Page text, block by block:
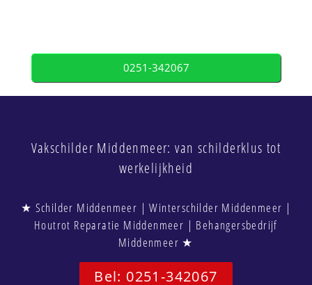
0251-342067
Vakschilder Middenmeer: van schilderklus tot
werkelijkheid
★ Schilder Middenmeer | Winterschilder Middenmeer |
Houtrot Reparatie Middenmeer | Behangersbedrijf
Middenmeer ★
Bel: 0251-342067